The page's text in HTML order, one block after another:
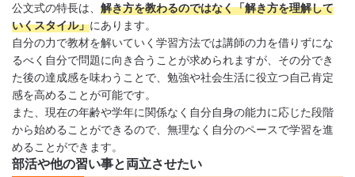
公文式の特長は、 解き方を教わるのではなく「解き方を理解して
いくスタイル」にあります。
自分の力で教材を解いていく学習方法では講師の力を借りずにな
るべく自分で問題に向き合うことが求められますが、その分でき
た後の達成感を味わうことで、勉強や社会生活に役立つ自己肯定
感を高めることが可能です。
また、現在の年齢や学年に関係なく自分自身の能力に応じた段階
から始めることができるので、無理なく自分のペースで学習を進
めることができます。
部活や他の習い事と両立させたい